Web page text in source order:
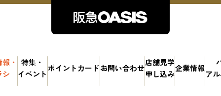
・
シ
特集・
イベント
ポイントカードお問い合わせ
店舗見学
申し込み
企業情報
ア